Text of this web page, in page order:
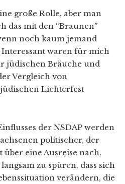
große Rolle, aber man
das mit den “Braunen”
noch kaum jemand
waren für mich
jüdischen Bräuche und
Vergleich von
Lichterfest
der NSDAP werden
politischer, der
eine Ausreise nach.
zu spüren, dass sich
verändern, die